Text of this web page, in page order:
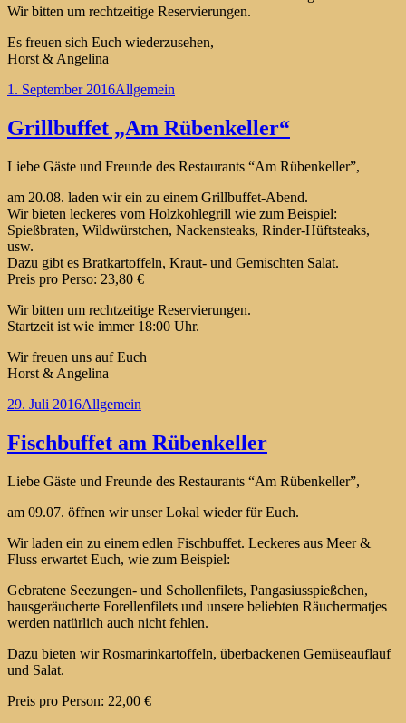
Wir bitten um rechtzeitige Reservierungen.
Es freuen sich Euch wiederzusehen,
Horst & Angelina
Veröffentlicht
1. September 2016Kategorien
Allgemein
Grillbuffet „Am Rübenkeller“
Liebe Gäste und Freunde des Restaurants “Am Rübenkeller”,
am 20.08. laden wir ein zu einem Grillbuffet-Abend.
Wir bieten leckeres vom Holzkohlegrill wie zum Beispiel:
Spießbraten, Wildwürstchen, Nackensteaks, Rinder-Hüftsteaks,
usw.
Dazu gibt es Bratkartoffeln, Kraut- und Gemischten Salat.
Preis pro Perso: 23,80 €
Wir bitten um rechtzeitige Reservierungen.
Startzeit ist wie immer 18:00 Uhr.
Wir freuen uns auf Euch
Horst & Angelina
Veröffentlicht
29. Juli 2016Kategorien
Allgemein
Fischbuffet am Rübenkeller
Liebe Gäste und Freunde des Restaurants “Am Rübenkeller”,
am 09.07. öffnen wir unser Lokal wieder für Euch.
Wir laden ein zu einem edlen Fischbuffet. Leckeres aus Meer &
Fluss erwartet Euch, wie zum Beispiel:
Gebratene Seezungen- und Schollenfilets, Pangasiusspießchen,
hausgeräucherte Forellenfilets und unsere beliebten Räuchermatjes
werden natürlich auch nicht fehlen.
Dazu bieten wir Rosmarinkartoffeln, überbackenen Gemüseauflauf
und Salat.
Preis pro Person: 22,00 €